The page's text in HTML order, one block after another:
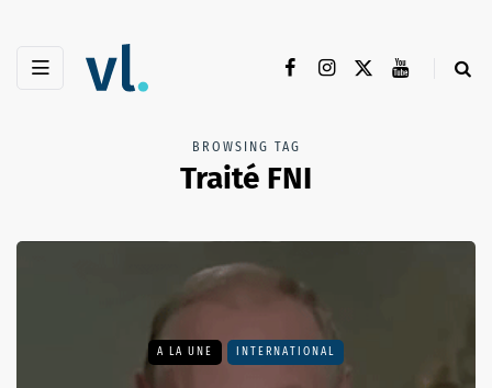
BROWSING TAG
Traité FNI
A LA UNE INTERNATIONAL